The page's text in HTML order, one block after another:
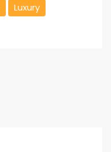
Luxury